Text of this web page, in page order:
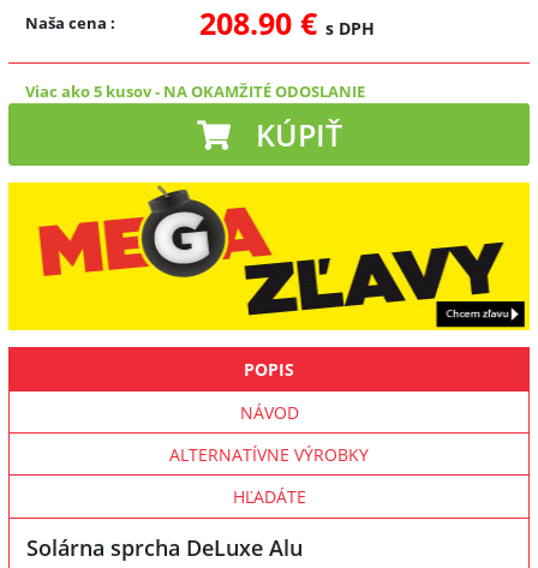
Naša cena : 208.90 € s DPH
Viac ako 5 kusov- NA OKAMŽITÉ ODOSLANIE
KÚPIŤ
POPIS
NÁVOD
ALTERNATÍVNE VÝROBKY
HĽADÁTE
Solárna sprcha DeLuxe Alu